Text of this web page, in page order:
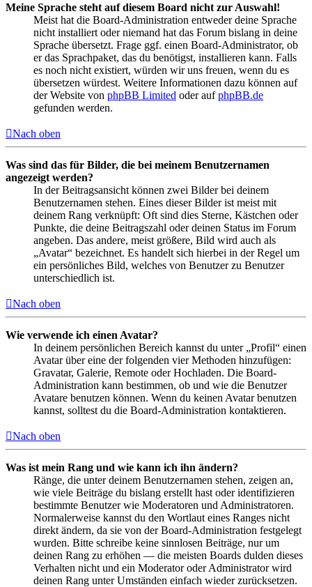
Meine Sprache steht auf diesem Board nicht zur Auswahl!
Meist hat die Board-Administration entweder deine Sprache
nicht installiert oder niemand hat das Forum bislang in deine
Sprache übersetzt. Frage ggf. einen Board-Administrator, ob
er das Sprachpaket, das du benötigst, installieren kann. Falls
es noch nicht existiert, würden wir uns freuen, wenn du es
übersetzen würdest. Weitere Informationen dazu können auf
der Website von phpBB Limited oder aufphpBB.de
gefunden werden.
Nach oben
Was sind das für Bilder, die bei meinem Benutzernamen
angezeigt werden?
In der Beitragsansicht können zwei Bilder bei deinem
Benutzernamen stehen. Eines dieser Bilder ist meist mit
deinem Rang verknüpft: Oft sind dies Sterne, Kästchen oder
Punkte, die deine Beitragszahl oder deinen Status im Forum
angeben. Das andere, meist größere, Bild wird auch als
„Avatar“ bezeichnet. Es handelt sich hierbei in der Regel um
ein persönliches Bild, welches von Benutzer zu Benutzer
unterschiedlich ist.
Nach oben
Wie verwende ich einen Avatar?
In deinem persönlichen Bereich kannst du unter „Profil“ einen
Avatar über eine der folgenden vier Methoden hinzufügen:
Gravatar, Galerie, Remote oder Hochladen. Die Board-
Administration kann bestimmen, ob und wie die Benutzer
Avatare benutzen können. Wenn du keinen Avatar benutzen
kannst, solltest du die Board-Administration kontaktieren.
Nach oben
Was ist mein Rang und wie kann ich ihn ändern?
Ränge, die unter deinem Benutzernamen stehen, zeigen an,
wie viele Beiträge du bislang erstellt hast oder identifizieren
bestimmte Benutzer wie Moderatoren und Administratoren.
Normalerweise kannst du den Wortlaut eines Ranges nicht
direkt ändern, da sie von der Board-Administration festgelegt
wurden. Bitte schreibe keine sinnlosen Beiträge, nur um
deinen Rang zu erhöhen — die meisten Boards dulden dieses
Verhalten nicht und ein Moderator oder Administrator wird
deinen Rang unter Umständen einfach wieder zurücksetzen.